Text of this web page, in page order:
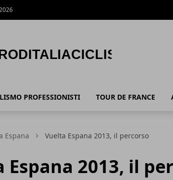
PROFESSIONISTI TOUR DE FRANCE
Espana Vuelta Espana 2013, il percorso
Espana 2013, il